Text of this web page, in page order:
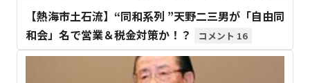
【熱海市土石流】“同和系列 ”天野二三男が「自由同
和会」名で営業＆税金対策か！？
16